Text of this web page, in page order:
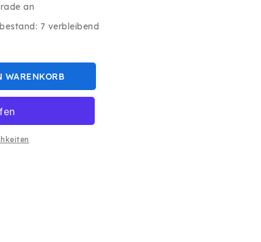
an
7 verbleibend
WARENKORB